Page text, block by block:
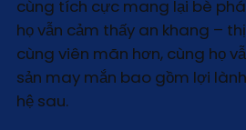
cùng tích cực mang lại bè
họ vẫn cảm thấy an khang –
cùng viên mãn hơn, cùng họ
sản may mắn bao gồm lợi
hệ sau.